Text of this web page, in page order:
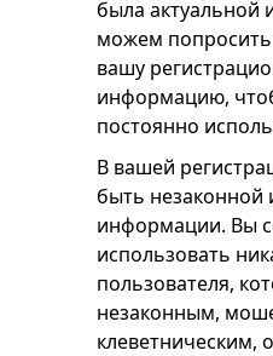
была
можем попросить
вашу
информацию,
постоянно
В вашей
быть незаконной
информации. Вы
использовать
пользователя,
незаконным,
клеветническим,